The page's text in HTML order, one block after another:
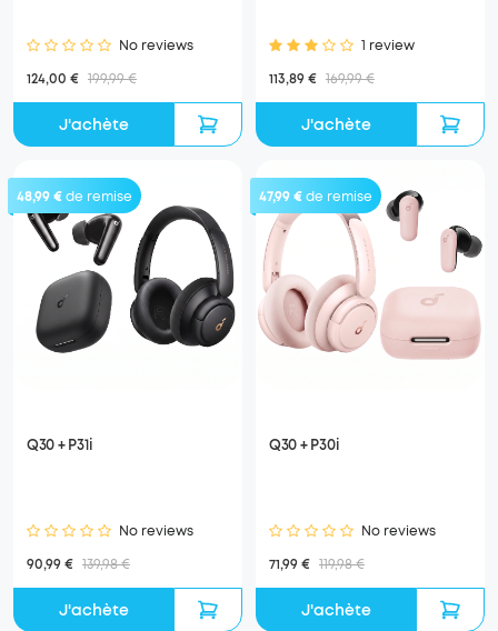
No reviews
124,00 € 199,99 €
J'achète
1 review
113,89 € 169,99 €
J'achète
48,99 €de remise
Q30 + P31i
No reviews
90,99 € 139,98 €
J'achète
47,99 €de remise
Q30 + P30i
No reviews
71,99 € 119,98 €
J'achète